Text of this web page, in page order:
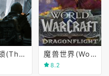
全境封锁(The Division) 魔兽世界(World of Warcraft)
8.2